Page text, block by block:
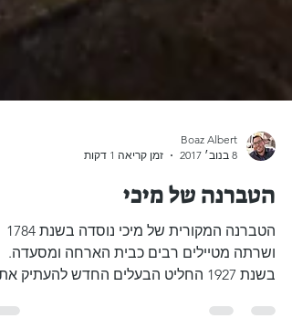
זמן קריאה 1 דקות
הטברנה של מיכי
הטברנה המקורית של מיכי נוסדה בשנת 1784
ושרתה מטיילים רבים כבית הארחה ומסעדה.
בשנת 1927 החליט הבעלים החדש להעתיק